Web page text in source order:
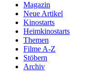
Magazin
Neue Artikel
Kinostarts
Heimkinostarts
Themen
Filme A-Z
Stöbern
Archiv